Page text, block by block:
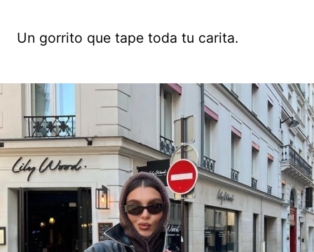
Un gorrito que tape toda tu carita.